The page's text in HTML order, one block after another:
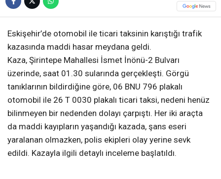
Eskişehir’de otomobil ile ticari taksinin karıştığı trafik
kazasında maddi hasar meydana geldi.
Kaza, Şirintepe Mahallesi İsmet İnönü-2 Bulvarı
üzerinde, saat 01.30 sularında gerçekleşti. Görgü
tanıklarının bildirdiğine göre, 06 BNU 796 plakalı
otomobil ile 26 T 0030 plakalı ticari taksi, nedeni henüz
bilinmeyen bir nedenden dolayı çarpıştı. Her iki araçta
da maddi kayıpların yaşandığı kazada, şans eseri
yaralanan olmazken, polis ekipleri olay yerine sevk
edildi. Kazayla ilgili detaylı inceleme başlatıldı.